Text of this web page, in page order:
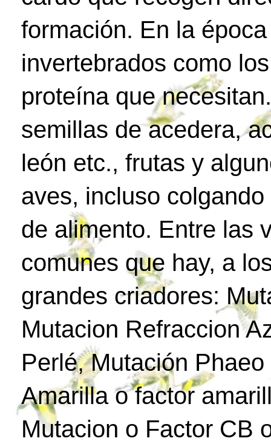
formación. En la
invertebrados como
proteína que
semillas de acedera,
león etc., frutas y
aves, incluso
de alimento. Entre las
comunes que hay, a
grandes criadores:
Mutacion Refraccion
Perlé, Mutación
Amarilla o factor
Mutacion o Factor CB